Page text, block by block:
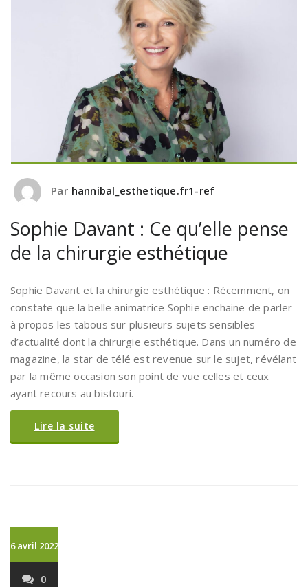
Par hannibal_esthetique.fr1-ref
Sophie Davant : Ce qu’elle pense
de la chirurgie esthétique
Sophie Davant et la chirurgie esthétique : Récemment, on
constate que la belle animatrice Sophie enchaine de parler
à propos les tabous sur plusieurs sujets sensibles
d’actualité dont la chirurgie esthétique. Dans un numéro de
magazine, la star de télé est revenue sur le sujet, révélant
par la même occasion son point de vue celles et ceux
ayant recours au bistouri.
Lire la suite
6 avril 2022
0